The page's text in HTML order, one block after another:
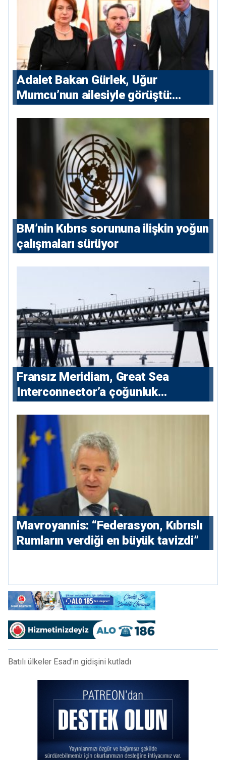
Adalet Bakan Gürlek, Uğur
Mumcu’nun ailesiyle görüştü:
devlet isterse her olayı ortaya
BM’nin Kıbrıs sorununa ilişkin yoğun
çalışmaları sürüyor
Fransız Meridiam, Great Sea
Interconnector’a çoğunluk
Mavroyannis: “Federasyon, Kıbrıslı
Rumların verdiği en büyük tavizdi”
Batılı ülkeler Esad’ın gidişini kutladı